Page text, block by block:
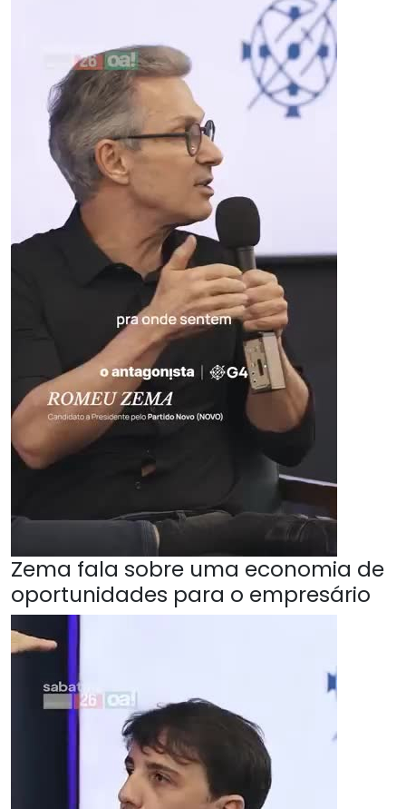
Zema fala sobre uma economia de
oportunidades para o empresário